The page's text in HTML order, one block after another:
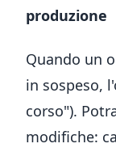
produzione
Quando un
in sospeso,
corso").
modifiche: